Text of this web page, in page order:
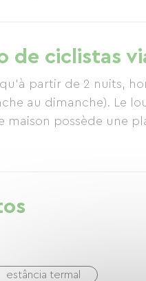
de bicicleta pela
de ciclistas
partir de 2 nuits,
au dimanche). Le
maison possède une
estância termal